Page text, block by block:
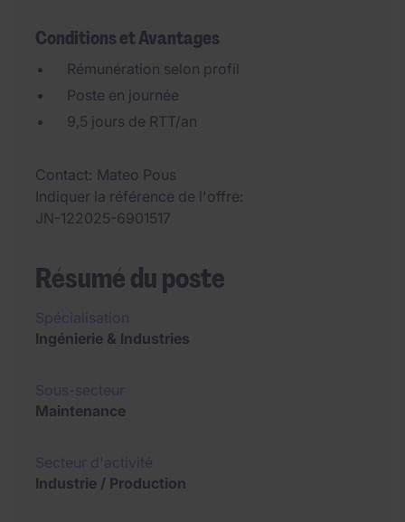
Conditions et Avantages
Rémunération selon profil
Poste en journée
9,5 jours de RTT/an
Contact Mateo Pous
Indiquer la référence de l'offre
JN-122025-6901517
Résumé du poste
Ingénierie & Industries
Maintenance
Industrie / Production